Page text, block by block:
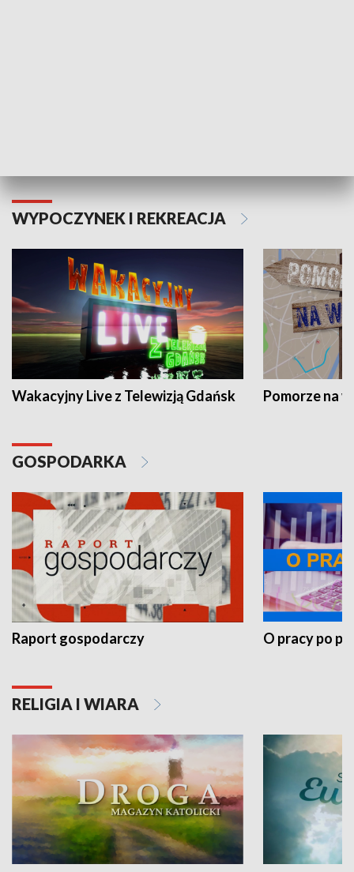
WYPOCZYNEK I REKREACJA
Wakacyjny Live z Telewizją Gdańsk Pomorze na
GOSPODARKA
Raport gospodarczy O pracy po
RELIGIA I WIARA